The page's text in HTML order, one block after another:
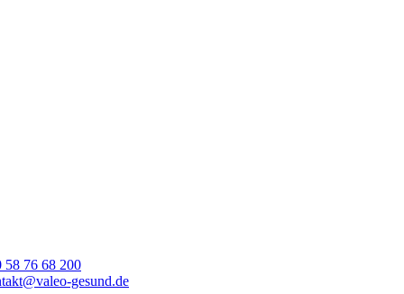
58 76 68 200
gesund.de